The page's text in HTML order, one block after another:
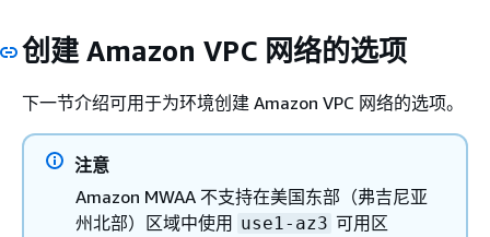
创建 Amazon VPC 网络的选项
下一节介绍可用于为环境创建 Amazon VPC 网络的选项。
注意
Amazon MWAA 不支持在美国东部（弗吉尼亚
州北部）区域中使用 use1-az3 可用区